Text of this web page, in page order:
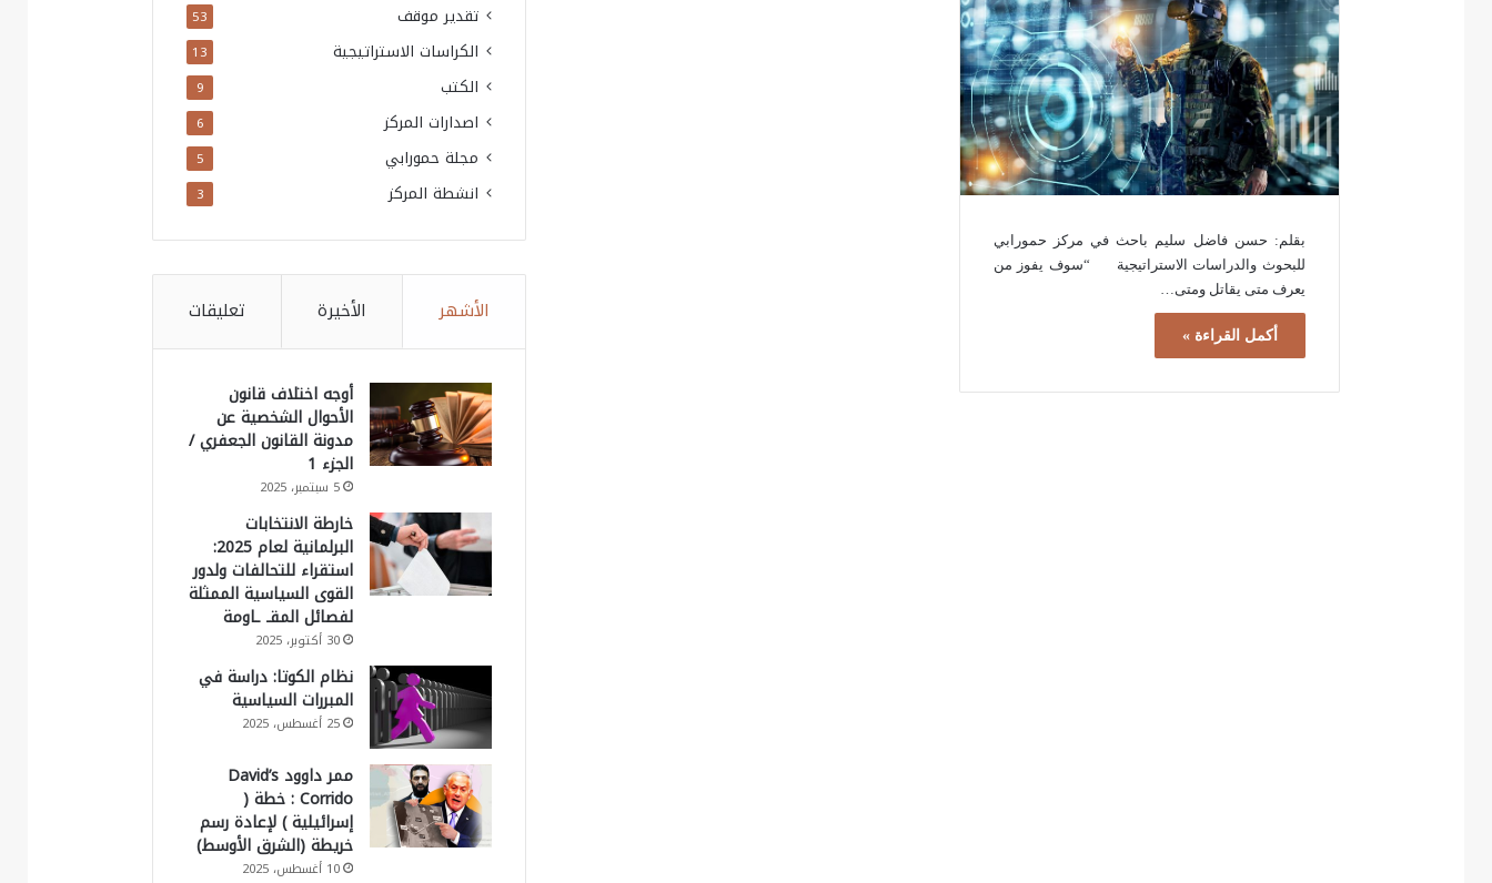
بقلم: حسن فاضل سليم باحث في مركز حمورابي
للبحوث والدراسات الاستراتيجية “سوف يفوز من
يعرف متى يقاتل ومتى…
أكمل القراءة »
تقدير موقف 53
الكراسات الاستراتيجية 13
الكتب 9
اصدارات المركز 6
مجلة حمورابي 5
انشطة المركز 3
الأشهر الأخيرة تعليقات
أوجه اختلاف قانون
الأحوال الشخصية عن
مدونة القانون الجعفري /
الجزء 1
5 سبتمبر، 2025
خارطة الانتخابات
البرلمانية لعام 2025:
استقراء للتحالفات ولدور
القوى السياسية الممثلة
لفصائل المقـ ـاومة
30 أكتوبر، 2025
نظام الكوتا: دراسة في
المبررات السياسية
25 أغسطس، 2025
ممر داوود David’s
Corrido : خطة (
إسرائيلية ) لإعادة رسم
خريطة (الشرق الأوسط)
10 أغسطس، 2025